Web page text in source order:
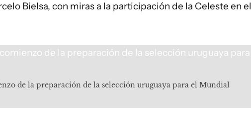
Bielsa, con miras a la participación de la Celeste en el
de la preparación de la selección uruguaya para el Mundial